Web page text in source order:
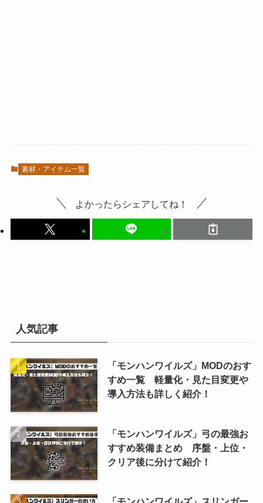
素材・アイテム一覧
よかったらシェアしてね！
人気記事
「モンハンワイルズ」MODのおす
すめ一覧 軽量化・見た目変更や
導入方法も詳しく紹介！
「モンハンワイルズ」弓の最強お
すすめ装備まとめ 序盤・上位・
クリア後に分けて紹介！